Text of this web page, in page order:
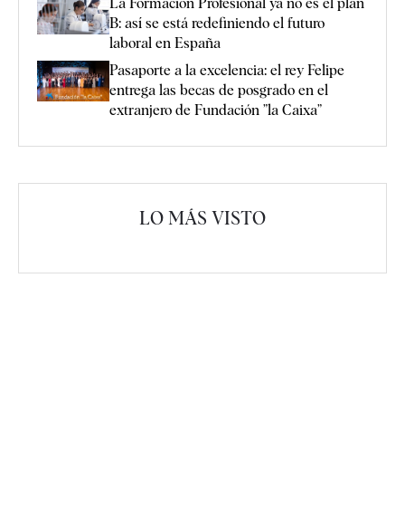
B: así se está redefiniendo el futuro
laboral en España
Pasaporte a la excelencia: el rey Felipe
entrega las becas de posgrado en el
extranjero de Fundación ”la Caixa”
LO MÁS VISTO